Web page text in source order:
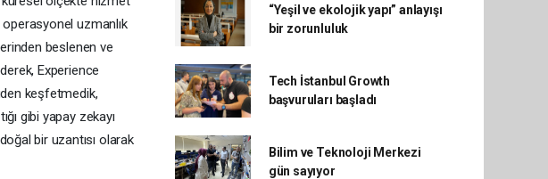
uzmanlık
beslenen ve
Experience
keşfetmedik,
gibi yapay zekayı
bir uzantısı olarak
“Yeşil ve ekolojik yapı” anlayışı
bir zorunluluk
Tech İstanbul Growth
başvuruları başladı
Bilim ve Teknoloji Merkezi
gün sayıyor